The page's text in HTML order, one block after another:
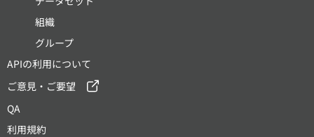
組織
グループ
APIの利用について
ご意見・ご要望
QA
利用規約